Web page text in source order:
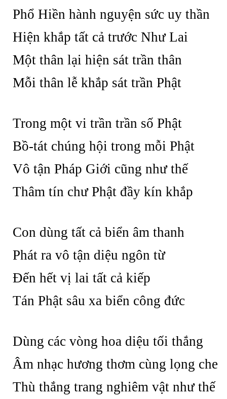
Phổ Hiền hành nguyện sức uy thần
Hiện khắp tất cả trước Như Lai
Một thân lại hiện sát trần thân
Mỗi thân lễ khắp sát trần Phật
Trong một vi trần trần số Phật
Bồ-tát chúng hội trong mỗi Phật
Vô tận Pháp Giới cũng như thế
Thâm tín chư Phật đầy kín khắp
Con dùng tất cả biển âm thanh
Phát ra vô tận diệu ngôn từ
Đến hết vị lai tất cả kiếp
Tán Phật sâu xa biển công đức
Dùng các vòng hoa diệu tối thắng
Âm nhạc hương thơm cùng lọng che
Thù thắng trang nghiêm vật như thế